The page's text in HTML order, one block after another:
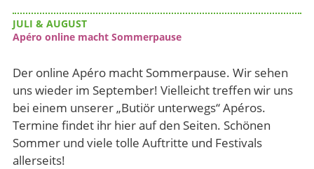
JULI & AUGUST
Apéro online macht Sommerpause
Der online Apéro macht Sommerpause. Wir sehen
uns wieder im September! Vielleicht treffen wir uns
bei einem unserer „Butiör unterwegs“ Apéros.
Termine findet ihr hier auf den Seiten. Schönen
Sommer und viele tolle Auftritte und Festivals
allerseits!